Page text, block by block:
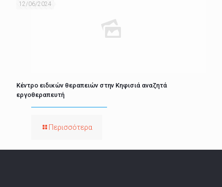
12/06/2024
Κέντρο ειδικών θεραπειών στην Κηφισιά αναζητά
εργοθεραπευτή
Περισσότερα